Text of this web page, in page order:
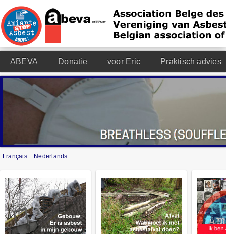
ABEVA Donatie voor Eric Praktisch advies
Français Nederlands